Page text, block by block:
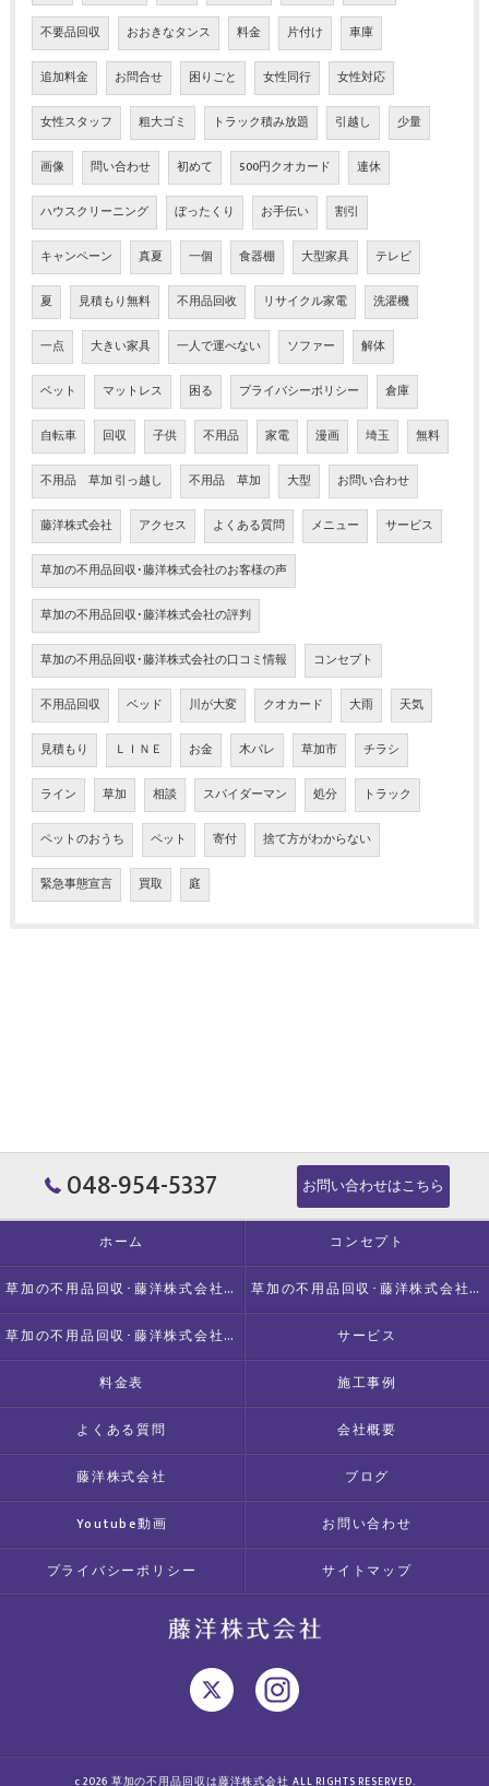
不要品回収 おおきなタンス 料金 片付け 車庫
追加料金 お問合せ 困りごと 女性同行 女性対応
女性スタッフ 粗大ゴミ トラック積み放題 引越し 少量
画像 問い合わせ 初めて 500円クオカード 連休
ハウスクリーニング ぼったくり お手伝い 割引
キャンペーン 真夏 一個 食器棚 大型家具 テレビ
夏 見積もり無料 不用品回收 リサイクル家電 洗濯機
一点 大きい家具 一人で運べない ソファー 解体
ベット マットレス 困る プライバシーポリシー 倉庫
自転車 回収 子供 不用品 家電 漫画 埼玉 無料
不用品 草加 引っ越し 不用品 草加 大型 お問い合わせ
藤洋株式会社 アクセス よくある質問 メニュー サービス
草加の不用品回収･藤洋株式会社のお客様の声
草加の不用品回収･藤洋株式会社の評判
草加の不用品回収･藤洋株式会社の口コミ情報 コンセプト
不用品回収 ベッド 川が大変 クオカード 大雨 天気
見積もり ＬＩＮＥ お金 木パレ 草加市 チラシ
ライン 草加 相談 スパイダーマン 処分 トラック
ペットのおうち ペット 寄付 捨て方がわからない
緊急事態宣言 買取 庭
048-954-5337 お問い合わせはこちら
ホーム コンセプト
草加の不用品回収･藤洋株式会社の口コミ情報 草加の不用品回収･藤洋株式会社の評判
草加の不用品回収･藤洋株式会社のお客様の声 サービス
料金表 施工事例
よくある質問 会社概要
藤洋株式会社 ブログ
Youtube動画 お問い合わせ
プライバシーポリシー サイトマップ
c 2026 草加の不用品回収は藤洋株式会社 ALL RIGHTS RESERVED.